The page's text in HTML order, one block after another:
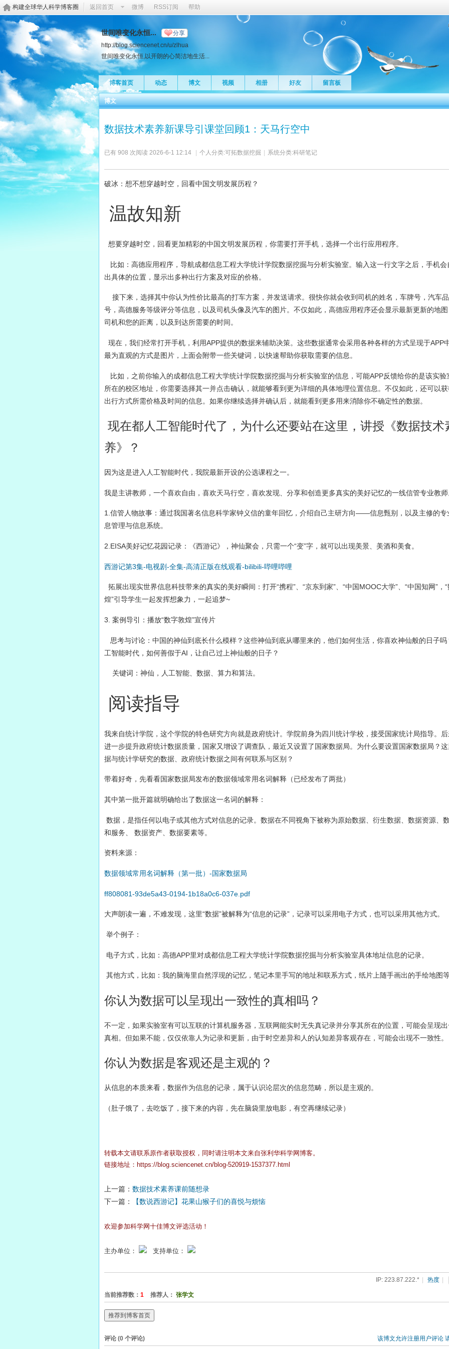
构建全球华人科学博客圈 返回首页 微博 RSS订阅 帮助
世间唯变化永恒... 分享
http://blog.sciencenet.cn/u/zlhua
世间唯变化永恒,以开朗的心简洁地生活...
博客首页 动态 博文 视频 相册 好友 留言板
博文
数据技术素养新课导引课堂回顾1：天马行空中
已有 908 次阅读 2026-6-1 12:14 个人分类:可拓数据挖掘 系统分类:科研笔记
破冰：想不想穿越时空，回看中国文明发展历程？
温故知新
想要穿越时空，回看更加精彩的中国文明发展历程，你需要打开手机，选择一个出行应用程序。
比如：高德应用程序，导航成都信息工程大学统计学院数据挖掘与分析实验室。输入这一行文字之后，手机会
出具体的位置，显示出多种出行方案及对应的价格。
接下来，选择其中你认为性价比最高的打车方案，并发送请求。很快你就会收到司机的姓名，车牌号，汽车
号，高德服务等级评分等信息，以及司机头像及汽车的图片。不仅如此，高德应用程序还会显示最新更新的地
司机和您的距离，以及到达所需要的时间。
现在，我们经常打开手机，利用APP提供的数据来辅助决策。这些数据通常会采用各种各样的方式呈现于APP
最为直观的方式是图片，上面会附带一些关键词，以快速帮助你获取需要的信息。
比如，之前你输入的成都信息工程大学统计学院数据挖掘与分析实验室的信息，可能APP反馈给你的是该实验
所在的校区地址，你需要选择其一并点击确认，就能够看到更为详细的具体地理位置信息。不仅如此，还可以
出行方式所需价格及时间的信息。如果你继续选择并确认后，就能看到更多用来消除你不确定性的数据。
现在都人工智能时代了， 为什么还要站在这里，讲授《数据技术
养》？
因为这是进入人工智能时代，我院最新开设的公选课程之一。
我是主讲教师，一个喜欢自由，喜欢天马行空，喜欢发现、分享和创造更多真实的美好记忆的一线信管专业教师
1.信管人物故事：通过我国著名信息科学家钟义信的童年回忆，介绍自己主研方向——信息甄别，以及主修的
息管理与信息系统。
2.EISA美好记忆花园记录：《西游记》，神仙聚会，只需一个“变”字，就可以出现美景、美酒和美食。
西游记第3集-电视剧-全集-高清正版在线观看-bilibili-哔哩哔哩
拓展出现实世界信息科技带来的真实的美好瞬间：打开“携程”、“京东到家”、“中国MOOC大学”、“中国知网”，
煌”引导学生一起发挥想象力，一起追梦~
3. 案例导引：播放“数字敦煌”宣传片
思考与讨论：中国的神仙到底长什么模样？这些神仙到底从哪里来的，他们如何生活，你喜欢神仙般的日子吗
工智能时代，如何善假于AI，让自己过上神仙般的日子？
关键词：神仙，人工智能、数据、算力和算法。
阅读指导
我来自统计学院，这个学院的特色研究方向就是政府统计。学院前身为四川统计学校，接受国家统计局指导。后
进一步提升政府统计数据质量，国家又增设了调查队，最近又设置了国家数据局。为什么要设置国家数据局？
据与统计学研究的数据、政府统计数据之间有何联系与区别？
带着好奇，先看看国家数据局发布的数据领域常用名词解释（已经发布了两批）
其中第一批开篇就明确给出了数据这一名词的解释：
数据，是指任何以电子或其他方式对信息的记录。数据在不同视角下被称为原始数据、衍生数据、数据资源、
和服务、 数据资产、数据要素等。
资料来源：
数据领域常用名词解释（第一批）-国家数据局
ff808081-93de5a43-0194-1b18a0c6-037e.pdf
大声朗读一遍，不难发现，这里“数据”被解释为“信息的记录”，记录可以采用电子方式，也可以采用其他方式。
举个例子：
电子方式，比如：高德APP里对成都信息工程大学统计学院数据挖掘与分析实验室具体地址信息的记录。
其他方式，比如：我的脑海里自然浮现的记忆，笔记本里手写的地址和联系方式，纸片上随手画出的手绘地图等
你认为数据可以呈现出一致性的真相吗？
不一定，如果实验室有可以互联的计算机服务器，互联网能实时无失真记录并分享其所在的位置，可能会呈现
真相。但如果不能，仅仅依靠人为记录和更新，由于时空差异和人的认知差异客观存在，可能会出现不一致性。
你认为数据是客观还是主观的？
从信息的本质来看，数据作为信息的记录，属于认识论层次的信息范畴，所以是主观的。
（肚子饿了，去吃饭了，接下来的内容，先在脑袋里放电影，有空再继续记录）
转载本文请联系原作者获取授权，同时请注明本文来自张利华科学网博客。
链接地址： https://blog.sciencenet.cn/blog-520919-1537377.html
上一篇： 数据技术素养课前随想录
下一篇：
【数说西游记】花果山猴子们的喜悦与烦恼
欢迎参加科学网十佳博文评选活动！
主办单位： 支持单位：
IP: 223.87.222.* 热度
当前推荐数： 1 推荐人： 张学文
推荐到博客首页
该博文允许注册用户评论
评论 (0 个评论)